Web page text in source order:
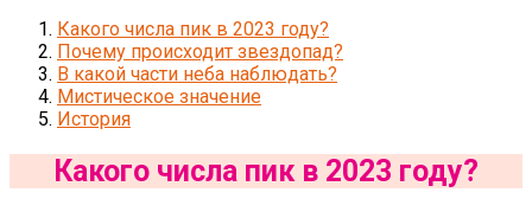
Какого числа пик в 2023 году?
Почему происходит звездопад?
В какой части неба наблюдать?
Мистическое значение
История
Какого числа пик в 2023 году?